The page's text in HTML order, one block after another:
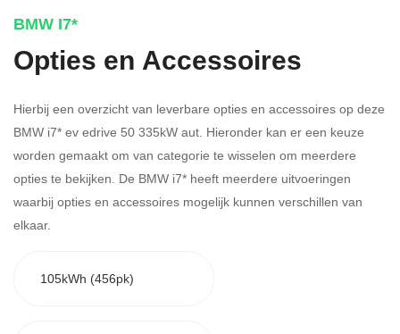
BMW I7*
Opties en Accessoires
Hierbij een overzicht van leverbare opties en accessoires op deze
BMW i7* ev edrive 50 335kW aut. Hieronder kan er een keuze
worden gemaakt om van categorie te wisselen om meerdere
opties te bekijken. De BMW i7* heeft meerdere uitvoeringen
waarbij opties en accessoires mogelijk kunnen verschillen van
elkaar.
105kWh (456pk)